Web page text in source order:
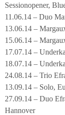
Sessionopener,
11.06.14 – Duo
13.06.14 –
15.06.14 –
17.07.14 –
18.07.14 –
24.08.14 – Trio
13.09.14 – Solo,
27.09.14 – Duo
Hannover